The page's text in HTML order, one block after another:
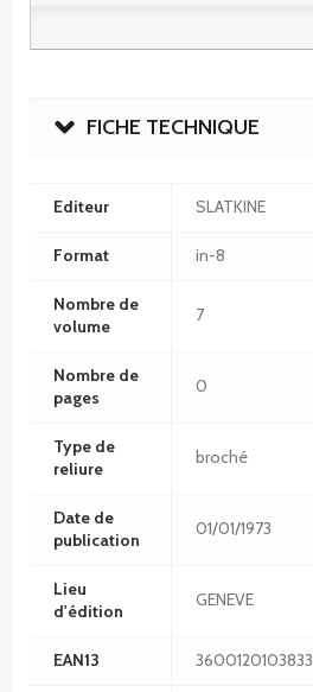
FICHE TECHNIQUE
Editeur SLATKINE
Format in-8
Nombre de
volume
7
Nombre de
pages
0
Type de
reliure
broché
Date de
publication
01/01/1973
Lieu
d'édition
GENEVE
EAN13 3600120103833